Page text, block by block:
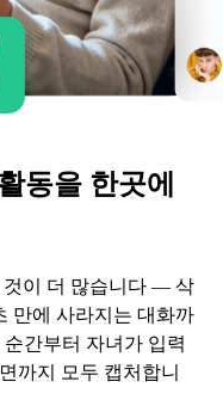
동을 한곳에
것이 더 많습니다 — 삭
만에 사라지는 대화까
간부터 자녀가 입력
까지 모두 캡처합니